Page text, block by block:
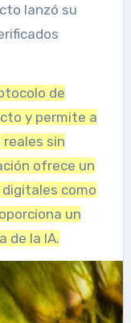
lanzó su
de
y permite a
sin
ofrece un
como
un
de la IA.